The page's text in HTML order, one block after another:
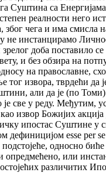
Суштина са
реалности него
због чега и има смисла
не инстанцирамо
доба поставило
и без обзира на
на православне,
тог извора, тврдећи да
али да је (по
све у реду. Међутим,
као извор Божијих
ипостас Суштине у
дефиницијом esse per
односно биће
опредмећено, или
различитих